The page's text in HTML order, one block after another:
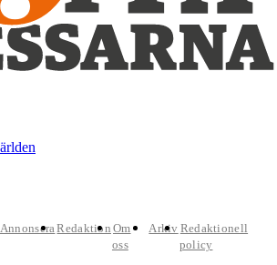
AnnonseraRedaktion Om
oss
Arkiv Redaktionell
policy